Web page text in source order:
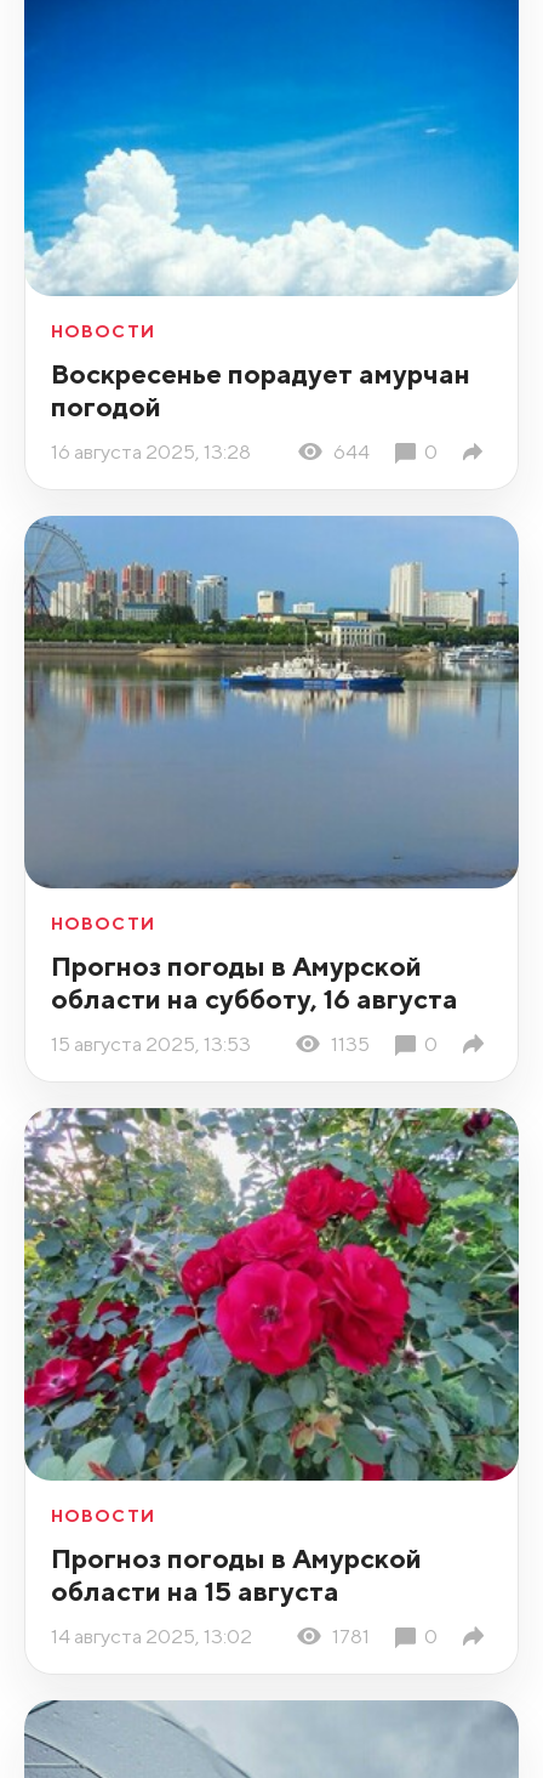
НОВОСТИ
Воскресенье порадует амурчан
погодой
16 августа 2025, 13:28 644 0
НОВОСТИ
Прогноз погоды в Амурской
области на субботу, 16 августа
15 августа 2025, 13:53 1135 0
НОВОСТИ
Прогноз погоды в Амурской
области на 15 августа
14 августа 2025, 13:02 1781 0